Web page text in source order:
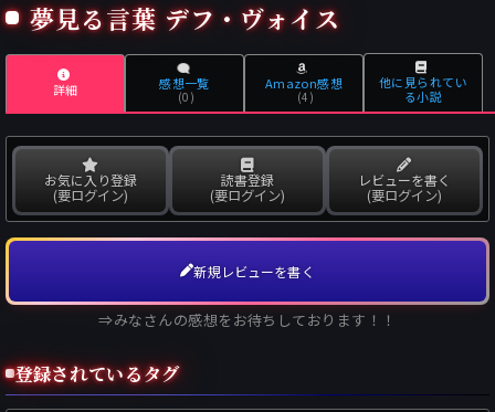
夢見る言葉 デフ・ヴォイス
詳細 感想一覧
(0)
Amazon感想
(4)
他に見られてい
る小説
お気に入り登録
(要ログイン)
読書登録
(要ログイン)
レビューを書く
(要ログイン)
新規レビューを書く
⇒みなさんの感想をお待ちしております！！
登録されているタグ